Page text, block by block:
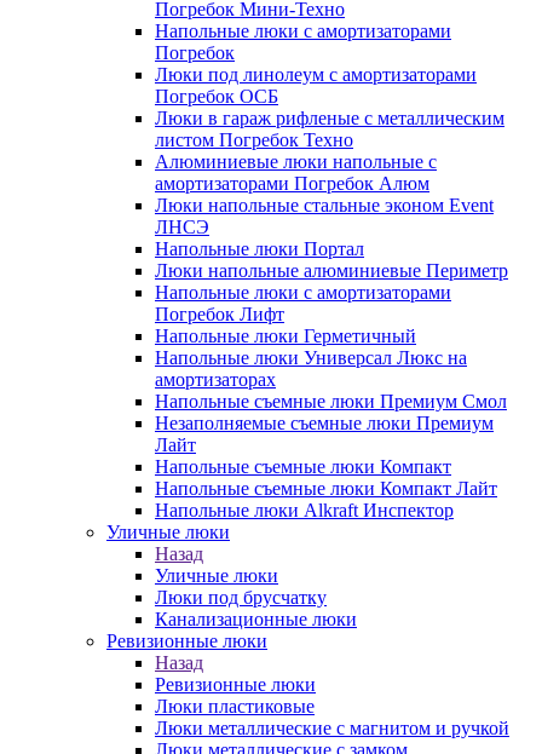
Погребок Мини-Техно
Напольные люки с амортизаторами
Погребок
Люки под линолеум с амортизаторами
Погребок ОСБ
Люки в гараж рифленые с металлическим
листом Погребок Техно
Алюминиевые люки напольные с
амортизаторами Погребок Алюм
Люки напольные стальные эконом Event
ЛНСЭ
Напольные люки Портал
Люки напольные алюминиевые Периметр
Напольные люки с амортизаторами
Погребок Лифт
Напольные люки Герметичный
Напольные люки Универсал Люкс на
амортизаторах
Напольные съемные люки Премиум Смол
Незаполняемые съемные люки Премиум
Лайт
Напольные съемные люки Компакт
Напольные съемные люки Компакт Лайт
Напольные люки Alkraft Инспектор
Уличные люки
Назад
Уличные люки
Люки под брусчатку
Канализационные люки
Ревизионные люки
Назад
Ревизионные люки
Люки пластиковые
Люки металлические с магнитом и ручкой
Люки металлические с замком